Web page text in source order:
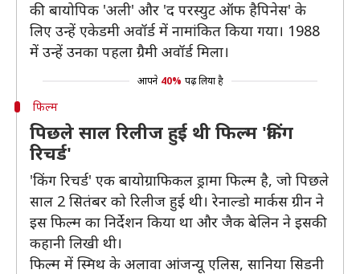
की बायोपिक 'अली' और 'द परस्युट ऑफ हैपिनेस' के
लिए उन्हें एकेडमी अवॉर्ड में नामांकित किया गया। 1988
में उन्हें उनका पहला ग्रैमी अवॉर्ड मिला।
आपने 40% पढ़ लिया है
फिल्म
पिछले साल रिलीज हुई थी फिल्म 'किंग
रिचर्ड'
'किंग रिचर्ड' एक बायोग्राफिकल ड्रामा फिल्म है, जो पिछले
साल 2 सितंबर को रिलीज हुई थी। रेनाल्डो मार्कस ग्रीन ने
इस फिल्म का निर्देशन किया था और जैक बेलिन ने इसकी
कहानी लिखी थी।
फिल्म में स्मिथ के अलावा आंजन्यू एलिस, सानिया सिडनी